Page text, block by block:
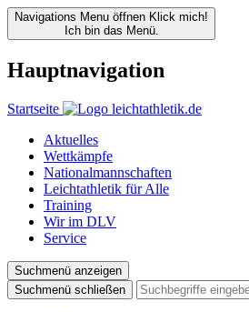
Navigations Menu öffnen Klick mich!
Ich bin das Menü.
Hauptnavigation
Startseite
Aktuelles
Wettkämpfe
Nationalmannschaften
Leichtathletik für Alle
Training
Wir im DLV
Service
Suchmenü anzeigen
Suchmenü schließen